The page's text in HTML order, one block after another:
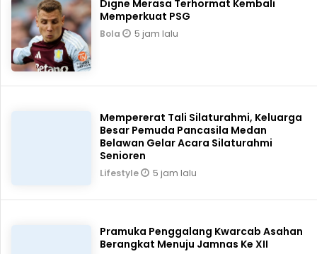
Digne Merasa Terhormat Kembali
Memperkuat PSG
Bola 5 jam lalu
Mempererat Tali Silaturahmi, Keluarga
Besar Pemuda Pancasila Medan
Belawan Gelar Acara Silaturahmi
Senioren
Lifestyle 5 jam lalu
Pramuka Penggalang Kwarcab Asahan
Berangkat Menuju Jamnas Ke XII